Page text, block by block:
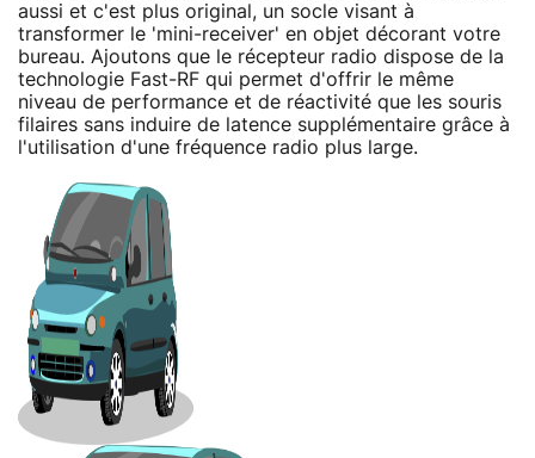
aussi et c'est plus original, un socle visant à
transformer le 'mini-receiver' en objet décorant votre
bureau. Ajoutons que le récepteur radio dispose de la
technologie Fast-RF qui permet d'offrir le même
niveau de performance et de réactivité que les souris
filaires sans induire de latence supplémentaire grâce à
l'utilisation d'une fréquence radio plus large.